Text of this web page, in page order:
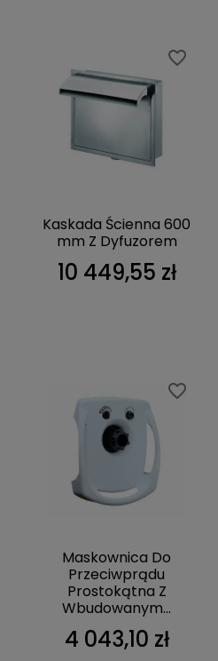
favorite_border
Kaskada Ścienna 600
mm Z Dyfuzorem
10 449,55 zł
favorite_border
Maskownica Do
Przeciwprądu
Prostokątna Z
Wbudowanym...
4 043,10 zł